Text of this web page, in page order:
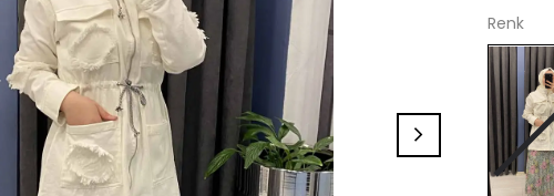
Renk